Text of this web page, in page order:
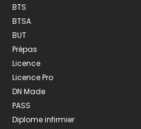
BTS
BTSA
BUT
Prépas
Licence
Licence Pro
DN Made
PASS
Diplome infirmier